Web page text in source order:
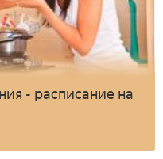
- расписание на